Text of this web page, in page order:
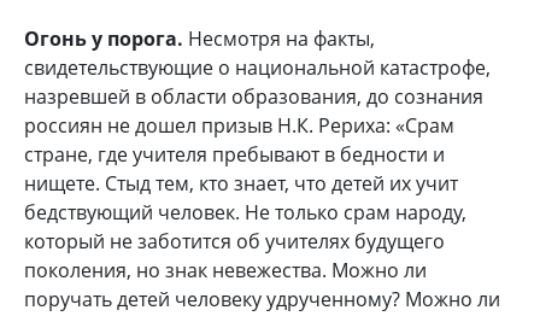
Огонь у порога. Несмотря на факты,
свидетельствующие о национальной катастрофе,
назревшей в области образования, до сознания
россиян не дошел призыв Н.К. Рериха: «Срам
стране, где учителя пребывают в бедности и
нищете. Стыд тем, кто знает, что детей их учит
бедствующий человек. Не только срам народу,
который не заботится об учителях будущего
поколения, но знак невежества. Можно ли
поручать детей человеку удрученному? Можно ли